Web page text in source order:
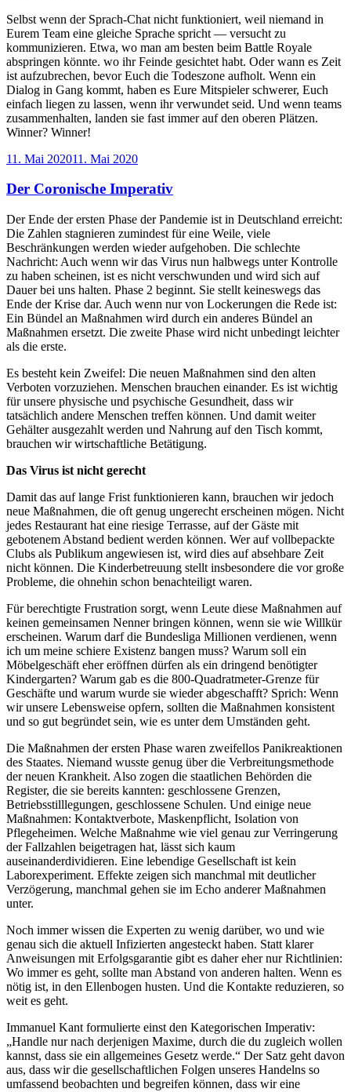
Selbst wenn der Sprach-Chat nicht funktioniert, weil niemand in
Eurem Team eine gleiche Sprache spricht — versucht zu
kommunizieren. Etwa, wo man am besten beim Battle Royale
abspringen könnte. wo ihr Feinde gesichtet habt. Oder wann es Zeit
ist aufzubrechen, bevor Euch die Todeszone aufholt. Wenn ein
Dialog in Gang kommt, haben es Eure Mitspieler schwerer, Euch
einfach liegen zu lassen, wenn ihr verwundet seid. Und wenn teams
zusammenhalten, landen sie fast immer auf den oberen Plätzen.
Winner? Winner!
Veröffentlicht
11. Mai 202011. Mai 2020
Der Coronische Imperativ
Der Ende der ersten Phase der Pandemie ist in Deutschland erreicht:
Die Zahlen stagnieren zumindest für eine Weile, viele
Beschränkungen werden wieder aufgehoben. Die schlechte
Nachricht: Auch wenn wir das Virus nun halbwegs unter Kontrolle
zu haben scheinen, ist es nicht verschwunden und wird sich auf
Dauer bei uns halten. Phase 2 beginnt. Sie stellt keineswegs das
Ende der Krise dar. Auch wenn nur von Lockerungen die Rede ist:
Ein Bündel an Maßnahmen wird durch ein anderes Bündel an
Maßnahmen ersetzt. Die zweite Phase wird nicht unbedingt leichter
als die erste.
Es besteht kein Zweifel: Die neuen Maßnahmen sind den alten
Verboten vorzuziehen. Menschen brauchen einander. Es ist wichtig
für unsere physische und psychische Gesundheit, dass wir
tatsächlich andere Menschen treffen können. Und damit weiter
Gehälter ausgezahlt werden und Nahrung auf den Tisch kommt,
brauchen wir wirtschaftliche Betätigung.
Das Virus ist nicht gerecht
Damit das auf lange Frist funktionieren kann, brauchen wir jedoch
neue Maßnahmen, die oft genug ungerecht erscheinen mögen. Nicht
jedes Restaurant hat eine riesige Terrasse, auf der Gäste mit
gebotenem Abstand bedient werden können. Wer auf vollbepackte
Clubs als Publikum angewiesen ist, wird dies auf absehbare Zeit
nicht können. Die Kinderbetreuung stellt insbesondere die vor große
Probleme, die ohnehin schon benachteiligt waren.
Für berechtigte Frustration sorgt, wenn Leute diese Maßnahmen auf
keinen gemeinsamen Nenner bringen können, wenn sie wie Willkür
erscheinen. Warum darf die Bundesliga Millionen verdienen, wenn
ich um meine schiere Existenz bangen muss? Warum soll ein
Möbelgeschäft eher eröffnen dürfen als ein dringend benötigter
Kindergarten? Warum gab es die 800-Quadratmeter-Grenze für
Geschäfte und warum wurde sie wieder abgeschafft? Sprich: Wenn
wir unsere Lebensweise opfern, sollten die Maßnahmen konsistent
und so gut begründet sein, wie es unter dem Umständen geht.
Die Maßnahmen der ersten Phase waren zweifellos Panikreaktionen
des Staates. Niemand wusste genug über die Verbreitungsmethode
der neuen Krankheit. Also zogen die staatlichen Behörden die
Register, die sie bereits kannten: geschlossene Grenzen,
Betriebsstilllegungen, geschlossene Schulen. Und einige neue
Maßnahmen: Kontaktverbote, Maskenpflicht, Isolation von
Pflegeheimen. Welche Maßnahme wie viel genau zur Verringerung
der Fallzahlen beigetragen hat, lässt sich kaum
auseinanderdividieren. Eine lebendige Gesellschaft ist kein
Laborexperiment. Effekte zeigen sich manchmal mit deutlicher
Verzögerung, manchmal gehen sie im Echo anderer Maßnahmen
unter.
Noch immer wissen die Experten zu wenig darüber, wo und wie
genau sich die aktuell Infizierten angesteckt haben. Statt klarer
Anweisungen mit Erfolgsgarantie gibt es daher eher nur Richtlinien:
Wo immer es geht, sollte man Abstand von anderen halten. Wenn es
nötig ist, in den Ellenbogen husten. Und die Kontakte reduzieren, so
weit es geht.
Immanuel Kant formulierte einst den Kategorischen Imperativ:
„Handle nur nach derjenigen Maxime, durch die du zugleich wollen
kannst, dass sie ein allgemeines Gesetz werde.“ Der Satz geht davon
aus, dass wir die gesellschaftlichen Folgen unseres Handelns so
umfassend beobachten und begreifen können, dass wir eine